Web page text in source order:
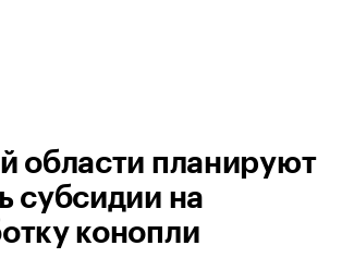
области планируют
субсидии на
конопли